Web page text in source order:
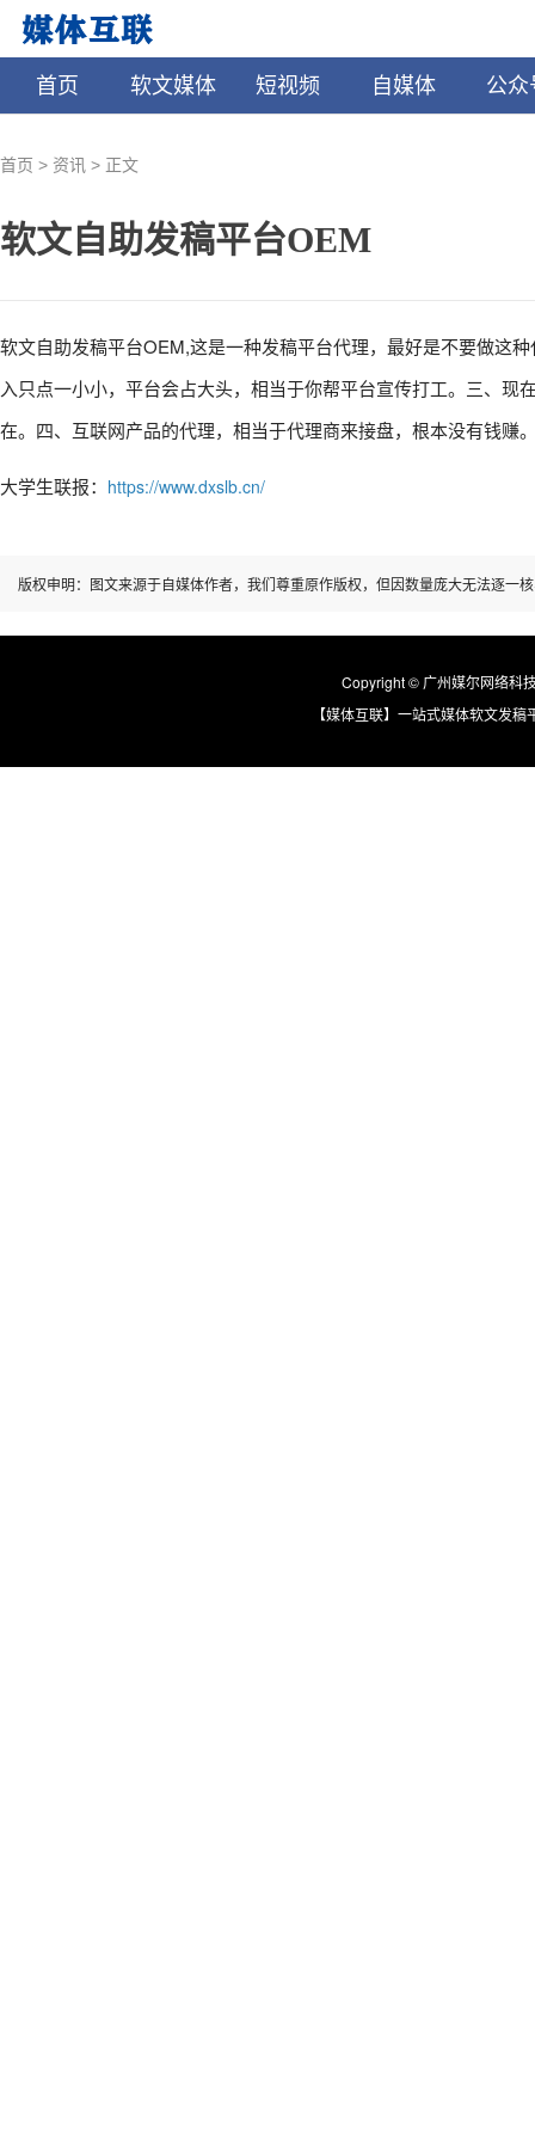
首页 软文媒体 短视频 自媒体 公众
首页 > 资讯 > 正文
软文自助发稿平台OEM
软文自助发稿平台OEM,这是一种发稿平台代理，最好是不要做这
入只点一小小，平台会占大头，相当于你帮平台宣传打工。三、
在。四、互联网产品的代理，相当于代理商来接盘，根本没有钱赚
大学生联报： https://www.dxslb.cn/
版权申明：图文来源于自媒体作者，我们尊重原作版权，但因数量庞大无法逐一
Copyright © 广州媒尔网络科
【媒体互联】一站式媒体软文发